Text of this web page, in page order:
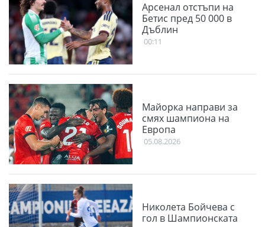
Арсенал отстъпи на
Бетис пред 50 000 в
Дъблин
00:11
Майорка направи за
смях шампиона на
Европа
05.08.2026
Николета Бойчева с
гол в Шампионската